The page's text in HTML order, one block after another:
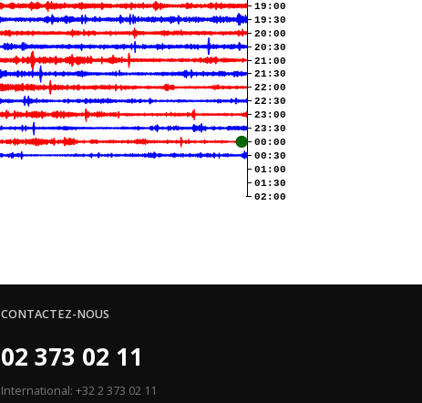
19:00
19:30
20:00
20:30
21:00
21:30
22:00
22:30
23:00
23:30
00:00
00:30
01:00
01:30
02:00
CONTACTEZ-NOUS
02 373 02 11
International: +32 2 373 02 11